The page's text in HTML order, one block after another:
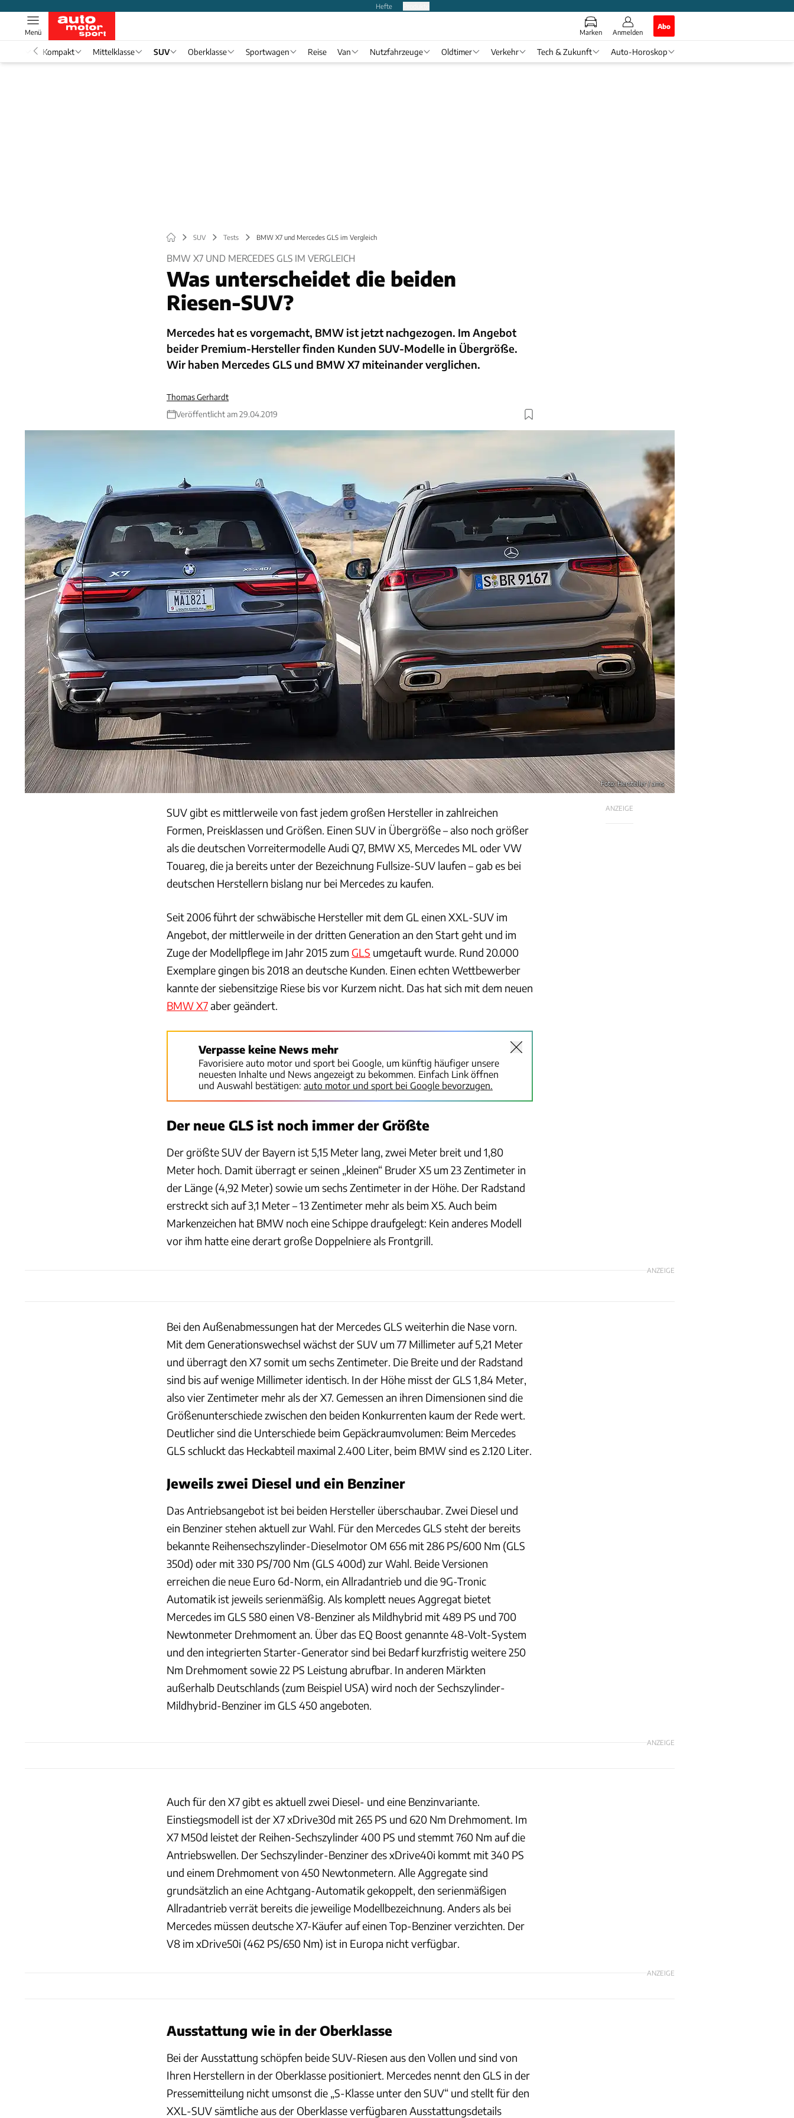
Hefte
Marken Anmelden
Abo
Menü
Kompakt Mittelklasse SUV Oberklasse Sportwagen Reise Van Nutzfahrzeuge Oldtimer Verkehr Tech & Zukunft Auto-Horoskop
SUV Tests BMW X7 und Mercedes GLS im Vergleich
BMW X7 UND MERCEDES GLS IM VERGLEICH
Was unterscheidet die beiden
Riesen-SUV?
Mercedes hat es vorgemacht, BMW ist jetzt nachgezogen. Im Angebot
beider Premium-Hersteller finden Kunden SUV-Modelle in Übergröße.
Wir haben Mercedes GLS und BMW X7 miteinander verglichen.
Thomas Gerhardt
Veröffentlicht am 29.04.2019
Foto: Hersteller / ams
ANZEIGE
SUV gibt es mittlerweile von fast jedem großen Hersteller in zahlreichen
Formen, Preisklassen und Größen. Einen SUV in Übergröße – also noch größer
als die deutschen Vorreitermodelle Audi Q7, BMW X5, Mercedes ML oder VW
Touareg, die ja bereits unter der Bezeichnung Fullsize-SUV laufen – gab es bei
deutschen Herstellern bislang nur bei Mercedes zu kaufen.
Seit 2006 führt der schwäbische Hersteller mit dem GL einen XXL-SUV im
Angebot, der mittlerweile in der dritten Generation an den Start geht und im
Zuge der Modellpflege im Jahr 2015 zum GLS umgetauft wurde. Rund 20.000
Exemplare gingen bis 2018 an deutsche Kunden. Einen echten Wettbewerber
kannte der siebensitzige Riese bis vor Kurzem nicht. Das hat sich mit dem neuen
BMW X7aber geändert.
Verpasse keine News mehr
Favorisiere auto motor und sport bei Google, um künftig häufiger unsere
neuesten Inhalte und News angezeigt zu bekommen. Einfach Link öffnen
und Auswahl bestätigen: auto motor und sport bei Google bevorzugen.
Der neue GLS ist noch immer der Größte
Der größte SUV der Bayern ist 5,15 Meter lang, zwei Meter breit und 1,80
Meter hoch. Damit überragt er seinen „kleinen“ Bruder X5 um 23 Zentimeter in
der Länge (4,92 Meter) sowie um sechs Zentimeter in der Höhe. Der Radstand
erstreckt sich auf 3,1 Meter – 13 Zentimeter mehr als beim X5. Auch beim
Markenzeichen hat BMW noch eine Schippe draufgelegt: Kein anderes Modell
vor ihm hatte eine derart große Doppelniere als Frontgrill.
ANZEIGE
Bei den Außenabmessungen hat der Mercedes GLS weiterhin die Nase vorn.
Mit dem Generationswechsel wächst der SUV um 77 Millimeter auf 5,21 Meter
und überragt den X7 somit um sechs Zentimeter. Die Breite und der Radstand
sind bis auf wenige Millimeter identisch. In der Höhe misst der GLS 1,84 Meter,
also vier Zentimeter mehr als der X7. Gemessen an ihren Dimensionen sind die
Größenunterschiede zwischen den beiden Konkurrenten kaum der Rede wert.
Deutlicher sind die Unterschiede beim Gepäckraumvolumen: Beim Mercedes
GLS schluckt das Heckabteil maximal 2.400 Liter, beim BMW sind es 2.120 Liter.
Jeweils zwei Diesel und ein Benziner
Das Antriebsangebot ist bei beiden Hersteller überschaubar. Zwei Diesel und
ein Benziner stehen aktuell zur Wahl. Für den Mercedes GLS steht der bereits
bekannte Reihensechszylinder-Dieselmotor OM 656 mit 286 PS/600 Nm (GLS
350d) oder mit 330 PS/700 Nm (GLS 400d) zur Wahl. Beide Versionen
erreichen die neue Euro 6d-Norm, ein Allradantrieb und die 9G-Tronic
Automatik ist jeweils serienmäßig. Als komplett neues Aggregat bietet
Mercedes im GLS 580 einen V8-Benziner als Mildhybrid mit 489 PS und 700
Newtonmeter Drehmoment an. Über das EQ Boost genannte 48-Volt-System
und den integrierten Starter-Generator sind bei Bedarf kurzfristig weitere 250
Nm Drehmoment sowie 22 PS Leistung abrufbar. In anderen Märkten
außerhalb Deutschlands (zum Beispiel USA) wird noch der Sechszylinder-
Mildhybrid-Benziner im GLS 450 angeboten.
ANZEIGE
Auch für den X7 gibt es aktuell zwei Diesel- und eine Benzinvariante.
Einstiegsmodell ist der X7 xDrive30d mit 265 PS und 620 Nm Drehmoment. Im
X7 M50d leistet der Reihen-Sechszylinder 400 PS und stemmt 760 Nm auf die
Antriebswellen. Der Sechszylinder-Benziner des xDrive40i kommt mit 340 PS
und einem Drehmoment von 450 Newtonmetern. Alle Aggregate sind
grundsätzlich an eine Achtgang-Automatik gekoppelt, den serienmäßigen
Allradantrieb verrät bereits die jeweilige Modellbezeichnung. Anders als bei
Mercedes müssen deutsche X7-Käufer auf einen Top-Benziner verzichten. Der
V8 im xDrive50i (462 PS/650 Nm) ist in Europa nicht verfügbar.
ANZEIGE
Ausstattung wie in der Oberklasse
Bei der Ausstattung schöpfen beide SUV-Riesen aus den Vollen und sind von
Ihren Herstellern in der Oberklasse positioniert. Mercedes nennt den GLS in der
Pressemitteilung nicht umsonst die „S-Klasse unter den SUV“ und stellt für den
XXL-SUV sämtliche aus der Oberklasse verfügbaren Ausstattungsdetails